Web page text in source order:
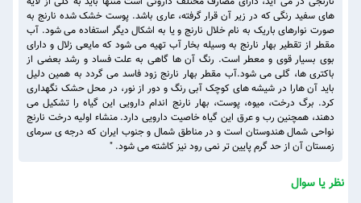
های سفید رنگی که در زیر آن قرار گرفته، عاری باشد. پوست خشک شده نارنج به
صورت نوارهای باریک به نام خلال نارنج و یا به اشکال دیگر استفاده می شود. آب
مقطر از تقطیر بهار نارنج به وسیله بخار آب تهیه می شود که مایعی زلال و دارای
بوی بسیار قوی و معطر است. رنگ آن ها گاهی به علت فساد و رشد بعضی از
باکتری ها، گلی می شود.آب مقطر بهار نارنج زود فاسد می گردد به همین دلیل
باید آن هارا در شیشه های کوچک آبی رنگ و دور از نور، در محل حشک نگهداری
کرد. برگ درخت، میوه، پوست، بهار نارنج اندام دارویی این گیاه را تشکیل می
دهند، همچنین رب و عرق این گیاه خاصیت دارویی دارد. منشاء اولیه درخت نارنج
نواحی شمال هندوستان است و در مناطق شمال و جنوب ایران که درجه ی سرمای
زمستان آن از حد گرم پایین تر نمی رود نیز کاشته می شود. "
نظر یا سوال